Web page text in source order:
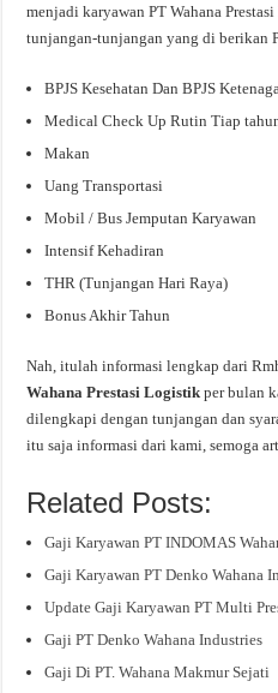
menjadi karyawan PT Wahana
tunjangan-tunjangan yang di berikan
BPJS Kesehatan Dan BPJS
Medical Check Up Rutin Tiap
Makan
Uang Transportasi
Mobil / Bus Jemputan Karyawan
Intensif Kehadiran
THR (Tunjangan Hari Raya)
Bonus Akhir Tahun
Nah, itulah informasi lengkap dari
Wahana Prestasi Logistikper bulan
dilengkapi dengan tunjangan dan
itu saja informasi dari kami, semoga
Related Posts:
Gaji Karyawan PT INDOMAS
Gaji Karyawan PT Denko Wahana
Update Gaji Karyawan PT Multi
Gaji PT Denko Wahana Industries
Gaji Di PT. Wahana Makmur Sejati